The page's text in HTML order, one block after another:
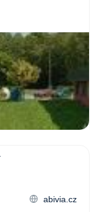
abivia.cz